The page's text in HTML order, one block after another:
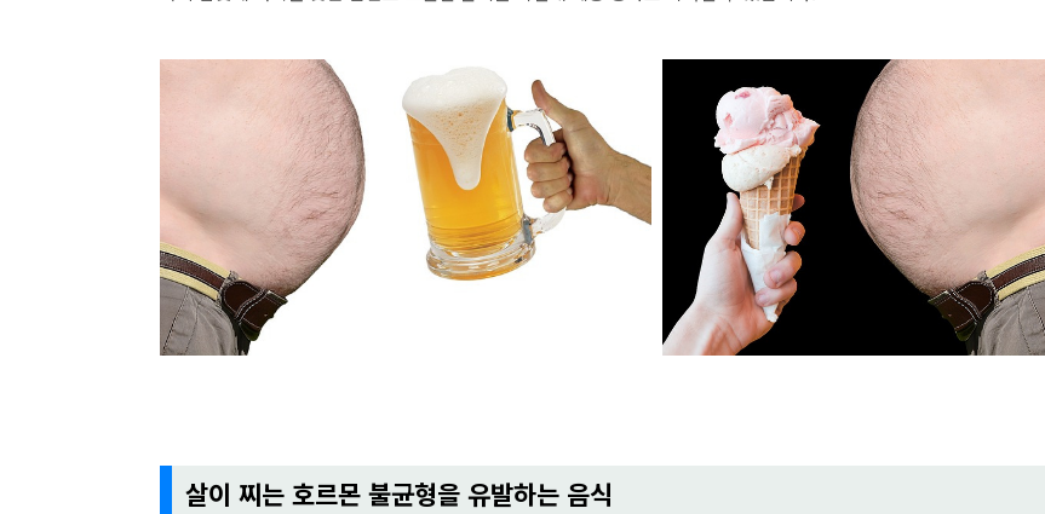
살이 찌는 호르몬 불균형을 유발하는 음식